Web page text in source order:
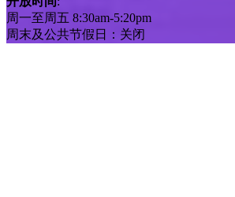
周一至周五 8:30am-5:20pm
周末及公共节假日：关闭